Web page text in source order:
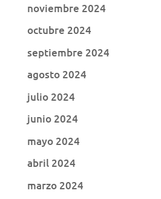
noviembre 2024
octubre 2024
septiembre 2024
agosto 2024
julio 2024
junio 2024
mayo 2024
abril 2024
marzo 2024